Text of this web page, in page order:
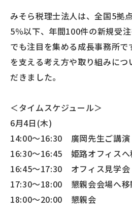
みそら税理士法人は、全国5拠
5％以下、年間100件の新規受
でも注目を集める成長事務所で
を支える考え方や取り組みに
だきました。
＜タイムスケジュール＞
6月4日(木)
14:00～16:30 廣岡先生ご講演
16:30～16:45 姫路オフィスへ
16:45～17:30 オフィス見学会
17:30～18:00 懇親会会場へ移
18:00～20:00 懇親会